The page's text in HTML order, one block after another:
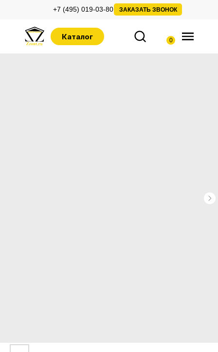
+7 (495) 019-03-80 ЗАКАЗАТЬ ЗВОНОК
0
Каталог